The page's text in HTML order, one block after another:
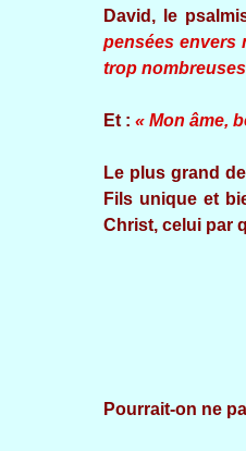
David, le
pensées envers
trop
Et : « Mon âme,
Le plus grand
Fils unique et
Christ, celui par
Pourrait-on ne